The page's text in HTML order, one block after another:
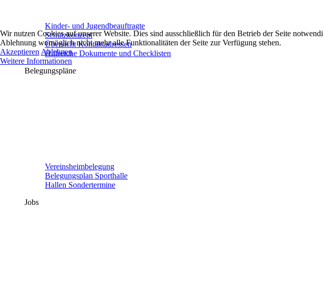
Kinder- und Jugendbeauftragte
Schutzkonzept
Übersicht Kontaktadressen
Hilfreiche Dokumente und Checklisten
Belegungspläne
Vereinsheimbelegung
Belegungsplan Sporthalle
Hallen Sondertermine
Jobs
Wir nutzen Cookies auf unserer Website. Dies sind ausschließlich für den Betrieb der Seite
Ablehnung womöglich nicht mehr alle Funktionalitäten der Seite zur Verfügung stehen.
Akzeptieren Ablehnen
Weitere Informationen